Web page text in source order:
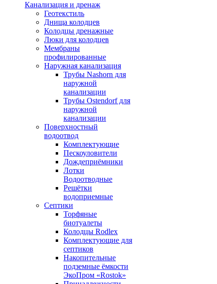
Канализация и дренаж
Геотекстиль
Днища колодцев
Колодцы дренажные
Люки для колодцев
Мембраны
профилированные
Наружная канализация
Трубы Nashorn для
наружной
канализации
Трубы Ostendorf для
наружной
канализации
Поверхностный
водоотвод
Комплектующие
Пескоуловители
Дождеприёмники
Лотки
Водоотводные
Решётки
водоприемные
Септики
Торфяные
биотуалеты
Колодцы Rodlex
Комплектующие для
септиков
Накопительные
подземные ёмкости
ЭкоПром «Rostok»